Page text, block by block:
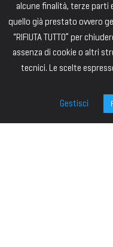
alcune finalità, terze parti
quello già prestato ovvero
“RIFIUTA TUTTO” per
assenza di cookie o altri
tecnici. Le scelte
Gestisci